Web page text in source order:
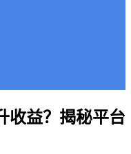
收益？揭秘平台